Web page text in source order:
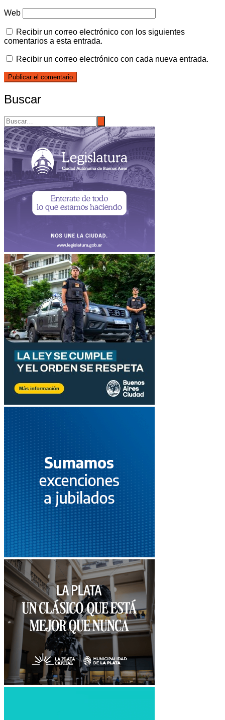
Web
Recibir un correo electrónico con los siguientes
comentarios a esta entrada.
Recibir un correo electrónico con cada nueva entrada.
Buscar